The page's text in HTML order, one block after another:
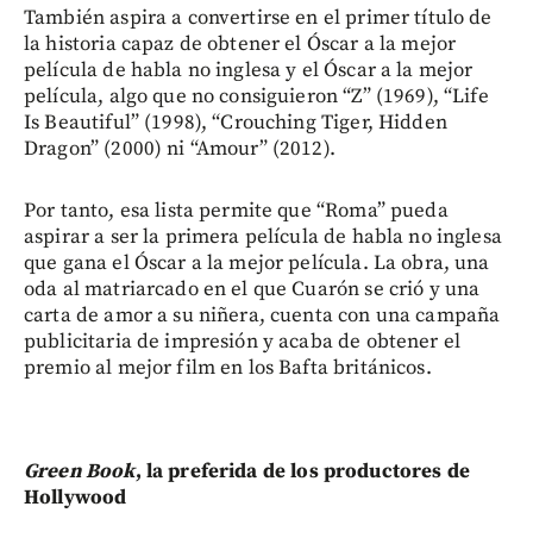
También aspira a convertirse en el primer título de
la historia capaz de obtener el Óscar a la mejor
película de habla no inglesa y el Óscar a la mejor
película, algo que no consiguieron “Z” (1969), “Life
Is Beautiful” (1998), “Crouching Tiger, Hidden
Dragon” (2000) ni “Amour” (2012).
Por tanto, esa lista permite que “Roma” pueda
aspirar a ser la primera película de habla no inglesa
que gana el Óscar a la mejor película. La obra, una
oda al matriarcado en el que Cuarón se crió y una
carta de amor a su niñera, cuenta con una campaña
publicitaria de impresión y acaba de obtener el
premio al mejor film en los Bafta británicos.
Green Book, la preferida de los productores de
Hollywood